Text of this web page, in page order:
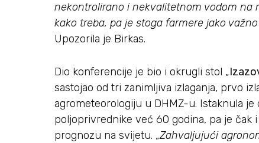
nekontrolirano i nekvalitetnom vodom na
kako treba, pa je stoga farmere jako
Upozorila je Birkas.
Dio konferencije je bio i okrugli stol „
sastojao od tri zanimljiva izlaganja, prvo
agrometeorologiju u DHMZ-u. Istaknula
poljoprivrednike već 60 godina, pa je čak
prognozu na svijetu. „Zahvaljujući